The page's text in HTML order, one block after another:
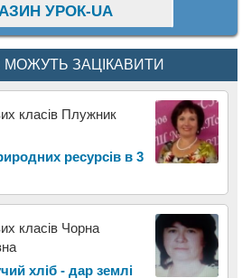
УРОК-UA
ЗАЦІКАВИТИ
класів Плужник
ресурсів в 3
класів Чорна
хліб - дар землі